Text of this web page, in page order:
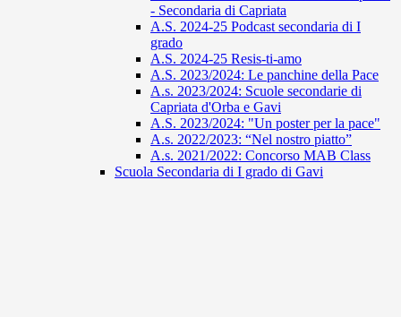
- Secondaria di Capriata
A.S. 2024-25 Podcast secondaria di I
grado
A.S. 2024-25 Resis-ti-amo
A.S. 2023/2024: Le panchine della Pace
A.s. 2023/2024: Scuole secondarie di
Capriata d'Orba e Gavi
A.S. 2023/2024: "Un poster per la pace"
A.s. 2022/2023: “Nel nostro piatto”
A.s. 2021/2022: Concorso MAB Class
Scuola Secondaria di I grado di Gavi